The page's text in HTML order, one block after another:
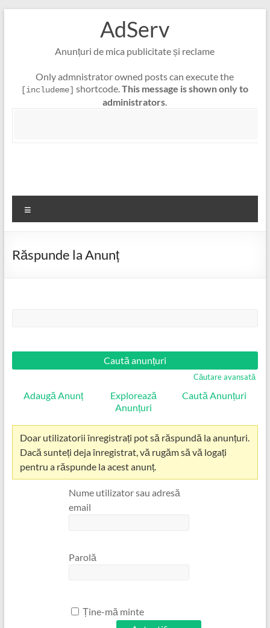
AdServ
Anunțuri de mica publicitate și reclame
Only admnistrator owned posts can execute the
[includeme] shortcode.This message is shown only to
administrators.
Răspunde la Anunț
Căutare avansată
Adaugă Anunț
Explorează
Anunțuri
Caută Anunțuri
Doar utilizatorii înregistrați pot să răspundă la anunțuri.
Dacă sunteți deja înregistrat, vă rugăm să vă logați
pentru a răspunde la acest anunț.
Nume utilizator sau adresă
email
Parolă
Ține-mă minte